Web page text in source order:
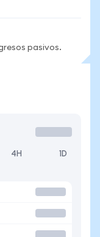
pasivos.
4H 1D